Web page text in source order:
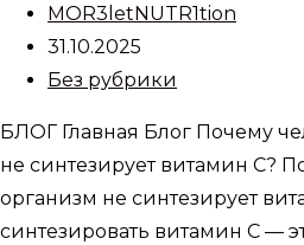
гений,
Автор
записи:
MOR3letNUTR1tion
Запись
опубликована:
31.10.2025
Рубрика
Без рубрики
БЛОГ Главная Блог Почему
не синтезирует витамин С?
организм не синтезирует
синтезировать витамин С —